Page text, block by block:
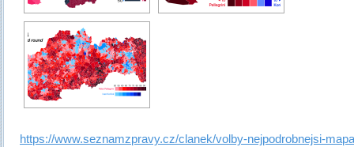
https://www.seznamzpravy.cz/clanek/volby-nejpodrobnejsi-